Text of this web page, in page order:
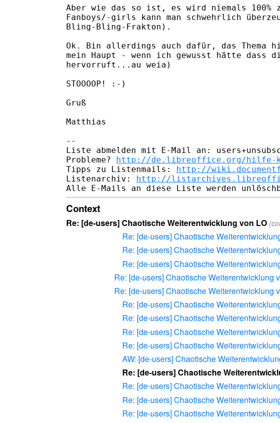
Aber wie das so ist, es wird niemals 100%
Fanboys/-girls kann man schwehrlich
Bling-Bling-Frakton).
Ok. Bin allerdings auch dafür, das Thema
mein Haupt - wenn ich gewusst hätte dass
hervorruft...au weia)
STOOOOP! :-)
Gruß
Matthias
--
Liste abmelden mit E-Mail an:
Probleme? http://de.libreoffice.org/hilfe-
Tipps zu Listenmails: http://
Listenarchiv: http://
Context
Re: [de-users] Chaotische Weiterentwicklung von LO
Re: [de-users] Chaotische
Re: [de-users] Chaotische
Re: [de-users] Chaotische
Re: [de-users] Chaotische Weiterentwicklung
Re: [de-users] Chaotische Weiterentwicklung
Re: [de-users] Chaotische
Re: [de-users] Chaotische
Re: [de-users] Chaotische
Re: [de-users] Chaotische
AW: [de-users] Chaotische
Re: [de-users] Chaotische
Re: [de-users] Chaotische
Re: [de-users] Chaotische
Re: [de-users] Chaotische